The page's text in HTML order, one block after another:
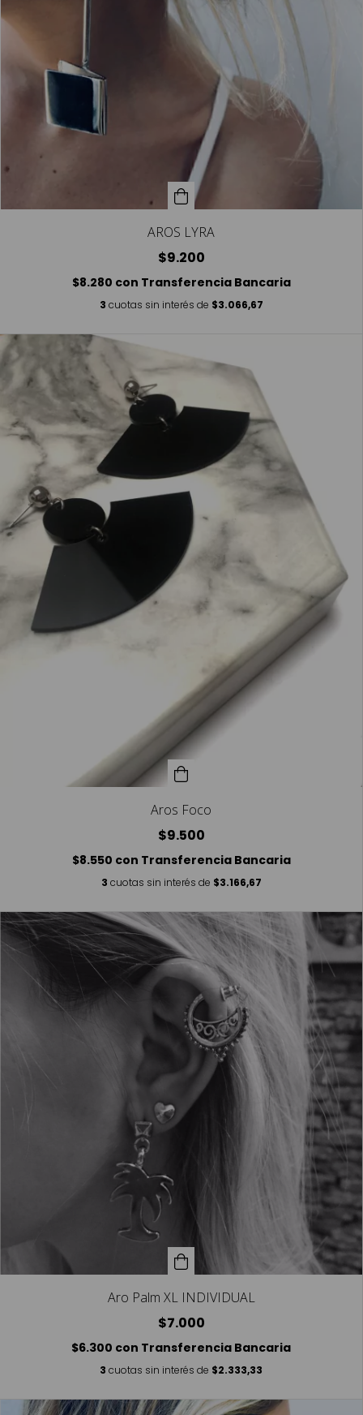
AROS LYRA
$9.200
$8.280 con Transferencia Bancaria
3 cuotas sin interés de $3.066,67
Aros Foco
$9.500
$8.550 con Transferencia Bancaria
3 cuotas sin interés de $3.166,67
Aro Palm XL INDIVIDUAL
$7.000
$6.300 con Transferencia Bancaria
3 cuotas sin interés de $2.333,33